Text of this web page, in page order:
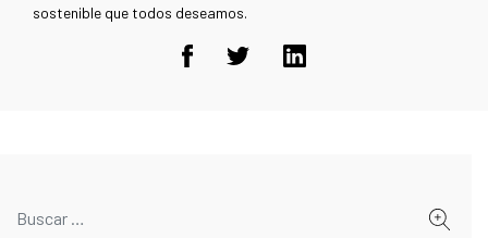
sostenible que todos deseamos.